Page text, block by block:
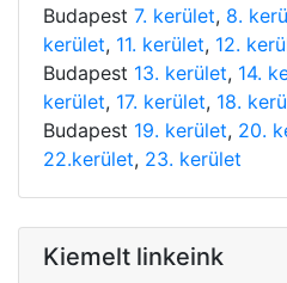
Budapest 7. kerület, 8.
kerület, 11. kerület, 12.
Budapest 13. kerület, 14.
kerület, 17. kerület, 18.
Budapest 19. kerület, 20.
22.kerület, 23. kerület
Kiemelt linkeink